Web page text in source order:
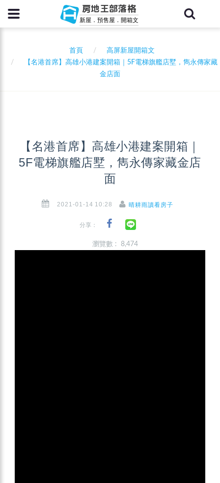
房地王部落格
新屋．預售屋．開箱文
首頁
高屏新屋開箱文
【名港首席】高雄小港建案開箱｜5F電梯旗艦店墅，雋永傳家藏
金店面
【名港首席】高雄小港建案開箱｜
5F電梯旗艦店墅，雋永傳家藏金店
面
2021-01-14 10:28 晴耕雨讀看房子
分享：
瀏覽數 : 8,474